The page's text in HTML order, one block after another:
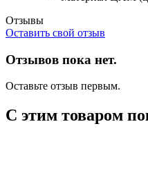
Отзывы
Оставить свой отзыв
Отзывов пока нет.
Оставьте отзыв первым.
С этим товаром